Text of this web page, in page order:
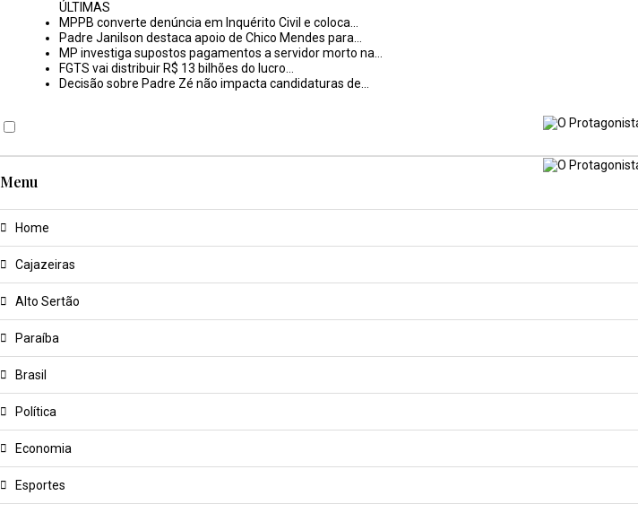
ÚLTIMAS
MPPB converte denúncia em Inquérito Civil e coloca…
Padre Janilson destaca apoio de Chico Mendes para…
MP investiga supostos pagamentos a servidor morto na…
FGTS vai distribuir R$ 13 bilhões do lucro…
Decisão sobre Padre Zé não impacta candidaturas de…
Menu
Home
Cajazeiras
Alto Sertão
Paraíba
Brasil
Política
Economia
Esportes